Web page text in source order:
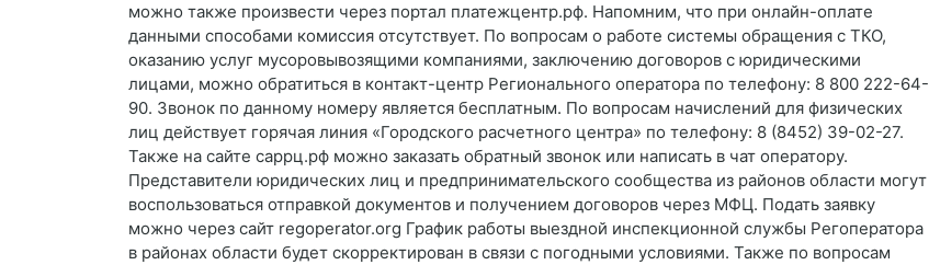
можно также произвести через портал платежцентр.рф. Напомним, что при онлайн-оплате
данными способами комиссия отсутствует. По вопросам о работе системы обращения с ТКО,
оказанию услуг мусоровывозящими компаниями, заключению договоров с юридическими
лицами, можно обратиться в контакт-центр Регионального оператора по телефону: 8 800 222-64-
90. Звонок по данному номеру является бесплатным. По вопросам начислений для физических
лиц действует горячая линия «Городского расчетного центра» по телефону: 8 (8452) 39-02-27.
Также на сайте саррц.рф можно заказать обратный звонок или написать в чат оператору.
Представители юридических лиц и предпринимательского сообщества из районов области могут
воспользоваться отправкой документов и получением договоров через МФЦ. Подать заявку
можно через сайт regoperator.org График работы выездной инспекционной службы Регоператора
в районах области будет скорректирован в связи с погодными условиями. Также по вопросам